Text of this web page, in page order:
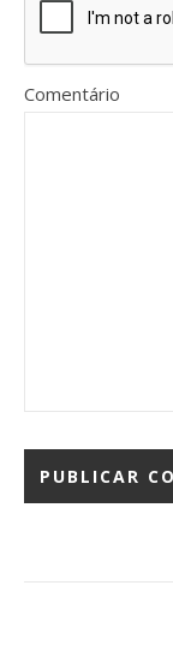
Comentário